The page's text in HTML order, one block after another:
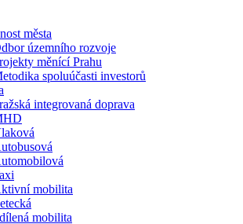
města
územního rozvoje
měnící Prahu
spoluúčasti investorů
integrovaná doprava
mobilita
mobilita